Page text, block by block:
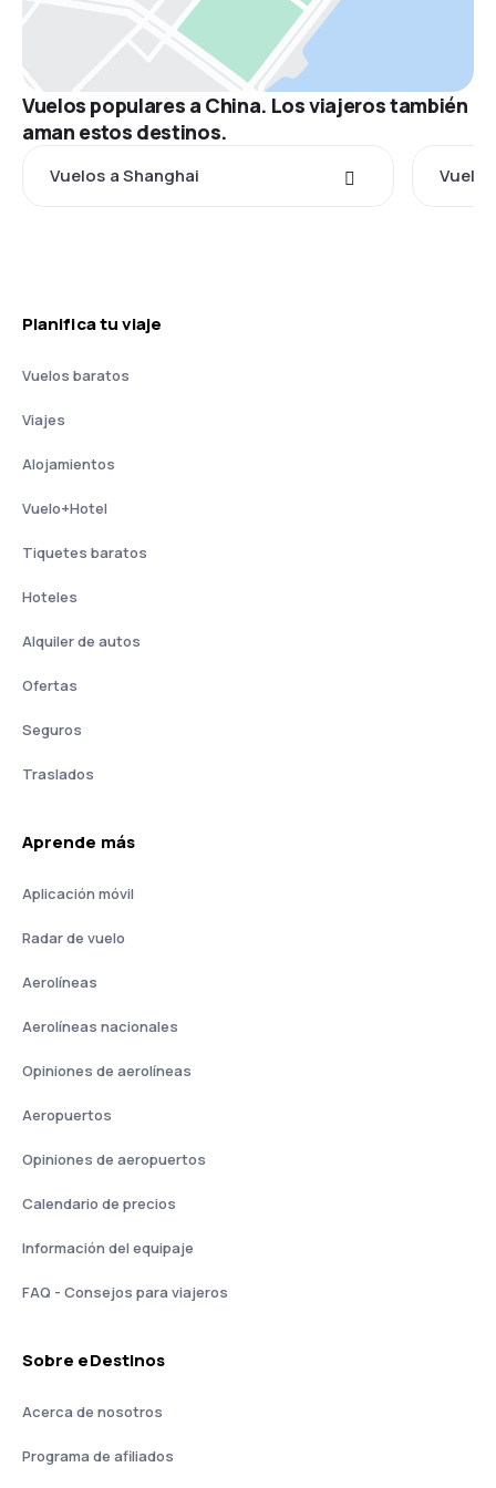
Vuelos populares a China. Los viajeros también
aman estos destinos.
Vuelos a Shanghai
Planifica tu viaje
Vuelos baratos
Viajes
Alojamientos
Vuelo+Hotel
Tiquetes baratos
Hoteles
Alquiler de autos
Ofertas
Seguros
Traslados
Aprende más
Aplicación móvil
Radar de vuelo
Aerolíneas
Aerolíneas nacionales
Opiniones de aerolíneas
Aeropuertos
Opiniones de aeropuertos
Calendario de precios
Información del equipaje
FAQ - Consejos para viajeros
Sobre eDestinos
Acerca de nosotros
Programa de afiliados